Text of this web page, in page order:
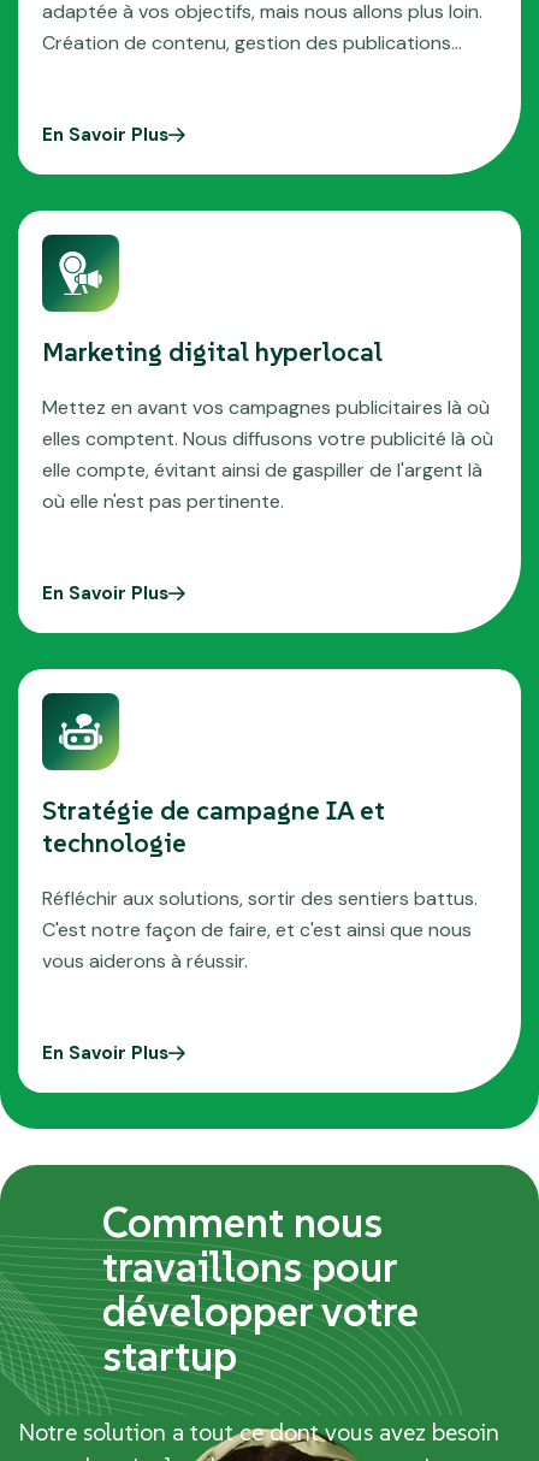
adaptée à vos objectifs, mais nous allons plus loin.
Création de contenu, gestion des publications…
En Savoir Plus
Marketing digital hyperlocal
Mettez en avant vos campagnes publicitaires là où
elles comptent. Nous diffusons votre publicité là où
elle compte, évitant ainsi de gaspiller de l'argent là
où elle n'est pas pertinente.
En Savoir Plus
Stratégie de campagne IA et
technologie
Réfléchir aux solutions, sortir des sentiers battus.
C'est notre façon de faire, et c'est ainsi que nous
vous aiderons à réussir.
En Savoir Plus
Comment nous
travaillons pour
développer votre
startup
Notre solution a tout ce dont vous avez besoin